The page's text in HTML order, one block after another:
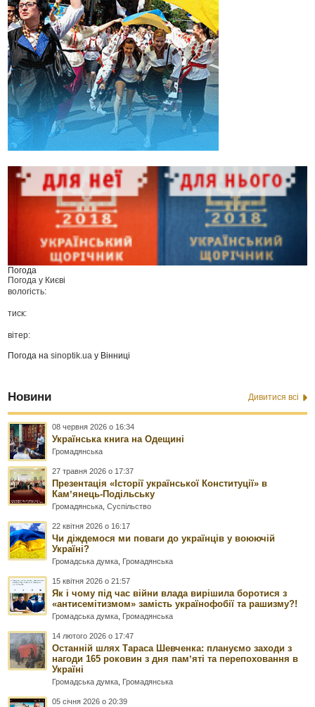
Погода
Погода у Києві
вологість:
тиск:
вітер:
Погода наsinoptik.ua у Вінниці
Новини Дивитися всі
08 червня 2026 о 16:34
Українська книга на Одещині
Громадянська
27 травня 2026 о 17:37
Презентація «Історії української Конституції» в
Камʼянець-Подільську
Громадянська ,Суспільство
22 квітня 2026 о 16:17
Чи діждемося ми поваги до українців у воюючій
Україні?
Громадська думка Громадянська
15 квітня 2026 о 21:57
Як і чому під час війни влада вирішила боротися з
«антисемітизмом» замість українофобії та рашизму?!
Громадська думка Громадянська
14 лютого 2026 о 17:47
Останній шлях Тараса Шевченка: плануємо заходи з
нагоди 165 роковин з дня памʼяті та перепоховання в
Україні
Громадська думка Громадянська
05 січня 2026 о 20:39